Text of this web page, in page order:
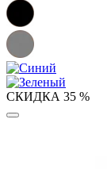
СКИДКА 35 %